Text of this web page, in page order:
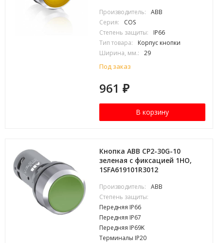
Производитель:
ABB
Серия:
COS
Степень защиты:
IP66
Тип товара:
Корпус кнопки
Ширина, мм.:
29
Под заказ
961₽
В корзину
Кнопка ABB CP2-30G-10
зеленая с фиксацией 1HO,
1SFA619101R3012
Производитель:
ABB
Степень защиты:
Передняя IP66
Передняя IP67
Передняя IP69K
Терминалы IP20